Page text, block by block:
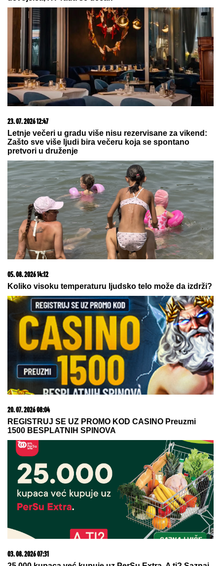
MALO ITALIJANSKO OSTRVO U ŽIŽI SVETA:Posle
snimanja „Odiseje“ postaje prava turistička
Treći svetski rat na pomolu! Bliski
istok je na ivici novog pakla
TEA TAIROVIĆ SE OGLASILA
NAKON SAOBRAĆAJKE U CRNOJ
GORIPodelila klip, svi gledaju u
ONO ŠTO NOSI: Snima se u
ogledalu, dlaka sa glave joj ne fali
JUČE SMO PROŠLI!
Evo današnjeg 3+ tiketa
redakcija Tipa
Patolozi koji su radili OBDUKCIJU
Majkla Džeksona OSTALI U UŽASU:
Nije imao svoj nos, telo mu se
raspadalo, a evo šta su mu pronašli
dana nakon što je VERIO DEVOJKU
Čestitke se nižu: "Biću tvoj oslonac i
sigurnost! Ti si prava osoba"
by Aklamator